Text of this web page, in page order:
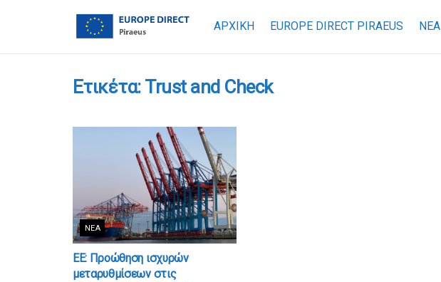
ΑΡΧΙΚΗ EUROPE DIRECT PIRAEUS ΝΕΑ
Ετικέτα: Trust and Check
ΝΈΑ
ΕΕ: Προώθηση ισχυρών
μεταρυθμίσεων στις